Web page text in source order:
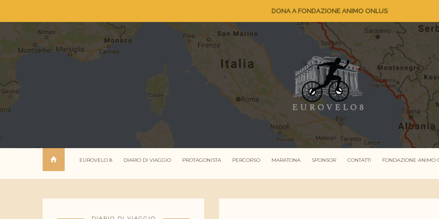
DONA A FONDAZIONE ANIMO ONLUS
EUROVELO 8 DIARIO DI VIAGGIO PROTAGONISTA PERCORSO MARATONA SPONSOR CONTATTI FONDAZIONE ANIMO